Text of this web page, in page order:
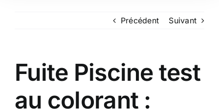
Précédent Suivant
Fuite Piscine test
au colorant :